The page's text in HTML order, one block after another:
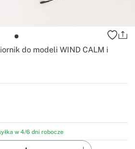
do modeli WIND CALM i
w 4/6 dni robocze